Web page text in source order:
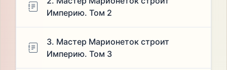
Империю. Том 2
3. Мастер Марионеток строит
Империю. Том 3